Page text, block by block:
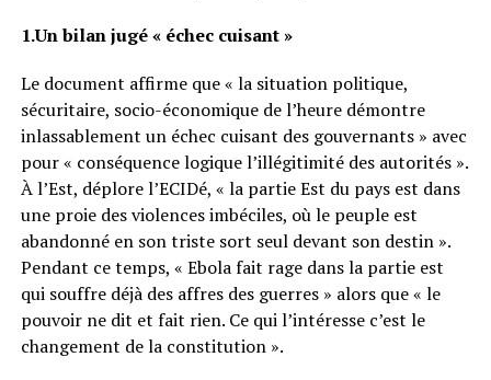
1.Un bilan jugé « échec cuisant »
Le document affirme que « la situation politique,
sécuritaire, socio-économique de l’heure démontre
inlassablement un échec cuisant des gouvernants » avec
pour « conséquence logique l’illégitimité des autorités ».
À l’Est, déplore l’ECIDé, « la partie Est du pays est dans
une proie des violences imbéciles, où le peuple est
abandonné en son triste sort seul devant son destin ».
Pendant ce temps, « Ebola fait rage dans la partie est
qui souffre déjà des affres des guerres » alors que « le
pouvoir ne dit et fait rien. Ce qui l’intéresse c’est le
changement de la constitution ».